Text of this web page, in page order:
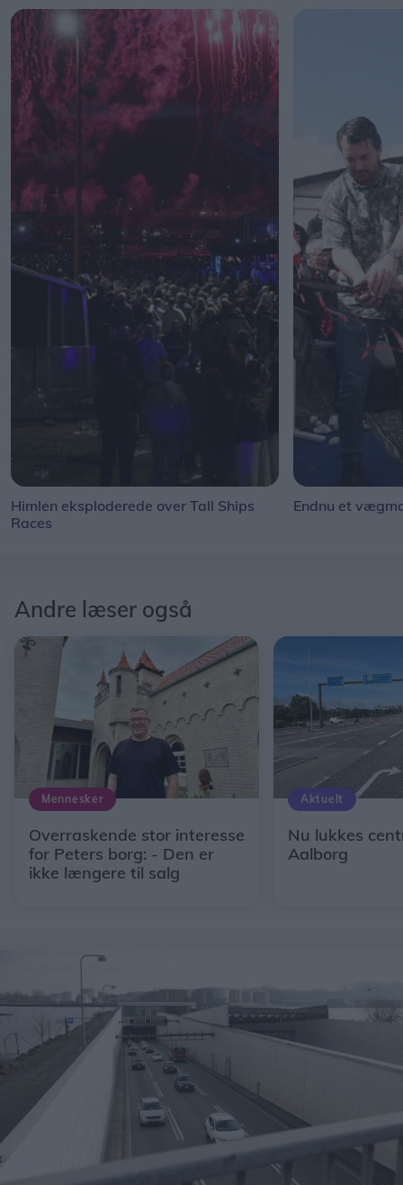
Himlen eksploderede over Tall Ships
Races
Endnu et
Andre læser også
Mennesker
Overraskende stor interesse
for Peters borg: - Den er
ikke længere til salg
Aktuelt
Nu lukkes
Aalborg